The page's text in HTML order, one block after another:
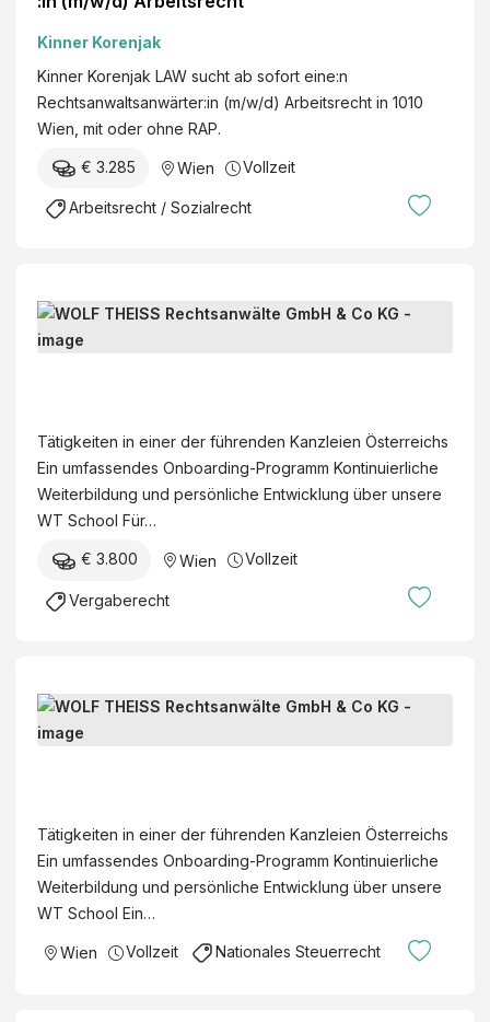
Kinner Korenjak
Kinner Korenjak LAW sucht ab sofort eine:n
Rechtsanwaltsanwärter:in (m/w/d) Arbeitsrecht in 1010
Wien, mit oder ohne RAP.
€ 3.285 Wien Vollzeit
Arbeitsrecht / Sozialrecht
R
e
s
a
n
w
w
ä
r
P
r
o
c
L
F
T
H
c
h
n
w
ä
l
e
Tätigkeiten in einer der führenden Kanzleien Österreichs
Ein umfassendes Onboarding-Programm Kontinuierliche
Weiterbildung und persönliche Entwicklung über unsere
WT School Für…
€ 3.800 Wien Vollzeit
Vergaberecht
R
e
s
a
n
w
a
L
F
T
H
Tätigkeiten in einer der führenden Kanzleien Österreichs
Ein umfassendes Onboarding-Programm Kontinuierliche
Weiterbildung und persönliche Entwicklung über unsere
WT School Ein…
Wien Vollzeit Nationales Steuerrecht